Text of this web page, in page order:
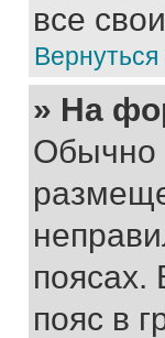
все
» На
Обычно
поясах.
пояс в